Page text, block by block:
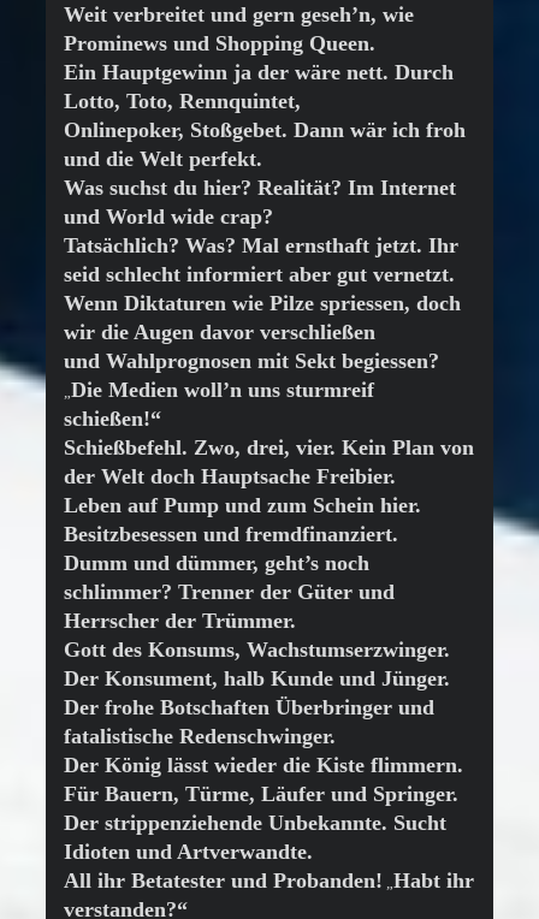
Weit verbreitet und gern geseh’n, wie
Prominews und Shopping Queen.
Ein Hauptgewinn ja der wäre nett. Durch
Lotto, Toto, Rennquintet,
Onlinepoker, Stoßgebet. Dann wär ich froh
und die Welt perfekt.
Was suchst du hier? Realität? Im Internet
und World wide crap?
Tatsächlich? Was? Mal ernsthaft jetzt. Ihr
seid schlecht informiert aber gut vernetzt.
Wenn Diktaturen wie Pilze spriessen, doch
wir die Augen davor verschließen
und Wahlprognosen mit Sekt begiessen?
Die Medien woll’n uns sturmreif
schießen!“
Schießbefehl. Zwo, drei, vier. Kein Plan von
der Welt doch Hauptsache Freibier.
Leben auf Pump und zum Schein hier.
Besitzbesessen und fremdfinanziert.
Dumm und dümmer, geht’s noch
schlimmer? Trenner der Güter und
Herrscher der Trümmer.
Gott des Konsums, Wachstumserzwinger.
Der Konsument, halb Kunde und Jünger.
Der frohe Botschaften Überbringer und
fatalistische Redenschwinger.
Der König lässt wieder die Kiste flimmern.
Für Bauern, Türme, Läufer und Springer.
Der strippenziehende Unbekannte. Sucht
Idioten und Artverwandte.
All ihr Betatester und Probanden! Habt ihr
verstanden?“